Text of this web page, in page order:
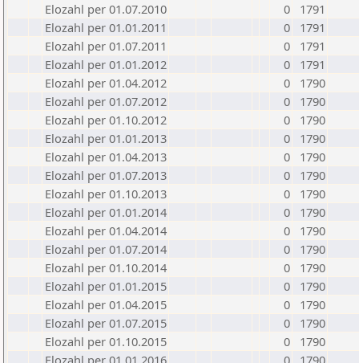
Elozahl per 01.07.2010
0
1791
Elozahl per 01.01.2011
0
1791
Elozahl per 01.07.2011
0
1791
Elozahl per 01.01.2012
0
1791
Elozahl per 01.04.2012
0
1790
Elozahl per 01.07.2012
0
1790
Elozahl per 01.10.2012
0
1790
Elozahl per 01.01.2013
0
1790
Elozahl per 01.04.2013
0
1790
Elozahl per 01.07.2013
0
1790
Elozahl per 01.10.2013
0
1790
Elozahl per 01.01.2014
0
1790
Elozahl per 01.04.2014
0
1790
Elozahl per 01.07.2014
0
1790
Elozahl per 01.10.2014
0
1790
Elozahl per 01.01.2015
0
1790
Elozahl per 01.04.2015
0
1790
Elozahl per 01.07.2015
0
1790
Elozahl per 01.10.2015
0
1790
Elozahl per 01.01.2016
0
1790